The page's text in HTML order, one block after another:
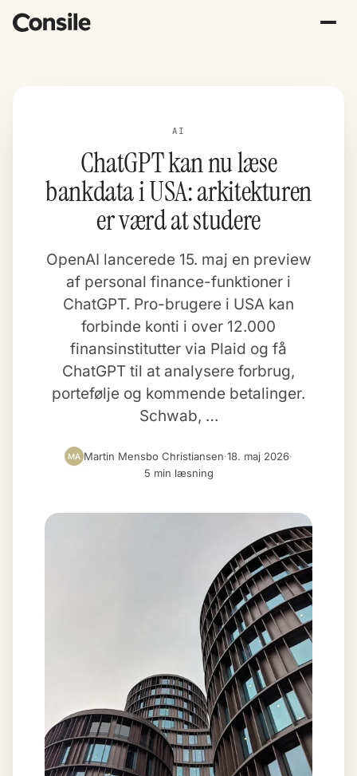
AI
ChatGPT kan nu læse
bankdata i USA: arkitekturen
er værd at studere
OpenAI lancerede 15. maj en preview
af personal finance-funktioner i
ChatGPT. Pro-brugere i USA kan
forbinde konti i over 12.000
finansinstitutter via Plaid og få
ChatGPT til at analysere forbrug,
portefølje og kommende betalinger.
Schwab, …
MA Martin Mensbo Christiansen·18. maj 2026·
5 min læsning